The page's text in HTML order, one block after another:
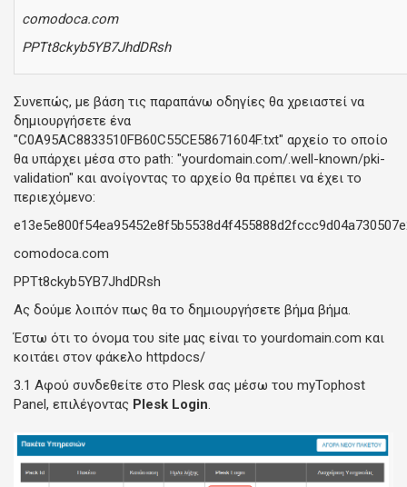
comodoca.com
PPTt8ckyb5YB7JhdDRsh
Συνεπώς, με βάση τις παραπάνω οδηγίες θα χρειαστεί να
δημιουργήσετε ένα
"C0A95AC8833510FB60C55CE58671604F.txt" αρχείο το οποίο
θα υπάρχει μέσα στο path: "yourdomain.com/.well-known/pki-
validation" και ανοίγοντας το αρχείο θα πρέπει να έχει το
περιεχόμενο:
comodoca.com
PPTt8ckyb5YB7JhdDRsh
Ας δούμε λοιπόν πως θα το δημιουργήσετε βήμα βήμα.
Έστω ότι το όνομα του site μας είναι το yourdomain.com και
κοιτάει στον φάκελο httpdocs/
3.1 Αφού συνδεθείτε στο Plesk σας μέσω του myTophost
Panel, επιλέγοντας Plesk Login.